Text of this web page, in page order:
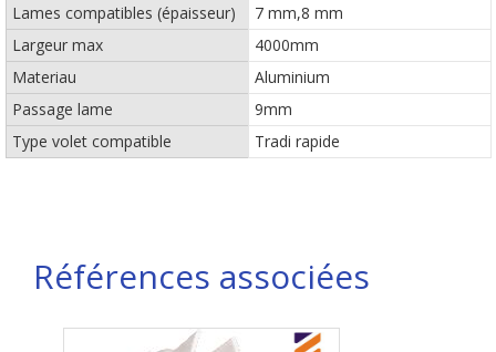
Lames compatibles (épaisseur)
7 mm,8 mm
Largeur max
4000mm
Materiau
Aluminium
Passage lame
9mm
Type volet compatible
Tradi rapide
Références associées